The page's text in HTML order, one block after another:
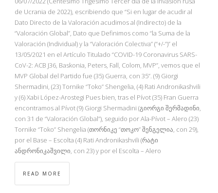
NBA
MULTIMEDIA
de Ucrania de 2022), escribiendo que “Si en lugar de acudir al
Dato Directo de la Valoración acudimos al (Indirecto) de la
“Valoración Global”, Dato que Definimos como “la Suma de la
Valoración (Individual) y la “Valoración Colectiva” (“+/-“)” el
13/05/2021 en el Artículo Titulado “COVID-19 Coronavirus SARS-
CoV-2: ACB J36, Baskonia, Peters, Fall, Colom, MVP”, vemos que el
MVP Global del Partido fue (35) Guerra, con 35”. (9) Giorgi
Shermadini, (23) Tornike “Toko” Shengelia, (4) Rati Andronikashvili
y (6) Xabi López-Arostegi Pues bien, tras el Pívot (35) Fran Guerra
encontramos al Pívot (9) Giorgi Shermadini (გიორგი შერმადინი,
con 31 de “Valoración Global”), seguido por Ala-Pívot – Alero (23)
Tornike “Toko” Shengelia (თორნიკე “თოკო” შენგელია, con 29),
por el Base – Escolta (4) Rati Andronikashvili (რატი
ანდრონიკაშვილი, con 23) y por el Escolta – Alero
READ MORE